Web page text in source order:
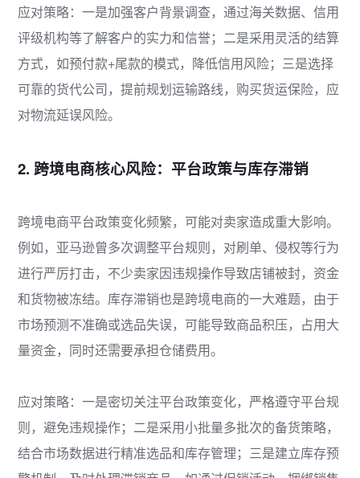
应对策略：一是加强客户背景调查，通过海关数据、信用
评级机构等了解客户的实力和信誉；二是采用灵活的结算
方式，如预付款+尾款的模式，降低信用风险；三是选择
可靠的货代公司，提前规划运输路线，购买货运保险，应
对物流延误风险。
2. 跨境电商核心风险：平台政策与库存滞销
跨境电商平台政策变化频繁，可能对卖家造成重大影响。
例如，亚马逊曾多次调整平台规则，对刷单、侵权等行为
进行严厉打击，不少卖家因违规操作导致店铺被封，资金
和货物被冻结。库存滞销也是跨境电商的一大难题，由于
市场预测不准确或选品失误，可能导致商品积压，占用大
量资金，同时还需要承担仓储费用。
应对策略：一是密切关注平台政策变化，严格遵守平台规
则，避免违规操作；二是采用小批量多批次的备货策略，
结合市场数据进行精准选品和库存管理；三是建立库存预